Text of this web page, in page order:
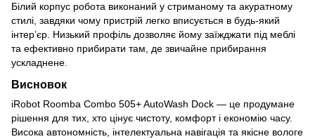
Білий корпус робота виконаний у стриманому та акуратному
стилі, завдяки чому пристрій легко вписується в будь-який
інтер’єр. Низький профіль дозволяє йому заїжджати під меблі
та ефективно прибирати там, де звичайне прибирання
ускладнене.
Висновок
iRobot Roomba Combo 505+ AutoWash Dock — це продумане
рішення для тих, хто цінує чистоту, комфорт і економію часу.
Висока автономність, інтелектуальна навігація та якісне вологе